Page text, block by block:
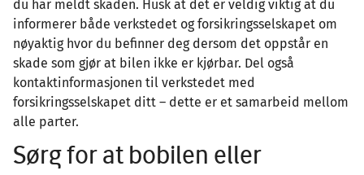
du har meldt skaden. Husk at det er veldig viktig at du
informerer både verkstedet og forsikringsselskapet om
nøyaktig hvor du befinner deg dersom det oppstår en
skade som gjør at bilen ikke er kjørbar. Del også
kontaktinformasjonen til verkstedet med
forsikringsselskapet ditt – dette er et samarbeid mellom
alle parter.
Sørg for at bobilen eller